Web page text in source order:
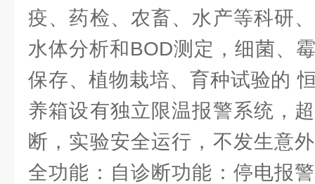
疫、药检、农畜、水产等科研
水体分析和BOD测定，细菌、
保存、植物栽培、育种试验的
养箱设有独立限温报警系统，
断，实验安全运行，不发生意
全功能：自诊断功能：停电报